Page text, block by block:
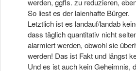
werden, ggfls. zu reduzieren,
So liest es der laienhafte Bürger.
Letztlich ist es landauf/landab
dass täglich quantitativ nicht
alarmiert werden, obwohl sie
werden! Das ist Fakt und längst
Und es ist auch kein Geheimnis,